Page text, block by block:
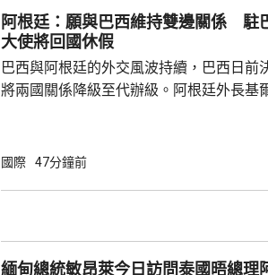
用合法化，從根本上動搖世界和平穩定，
令二戰時廣島及長崎經歷原爆的慘劇重演
深感憂慮並呼籲各國採取行動，徹底廢除核
阿根廷：願與巴西維持雙邊關係 駐
大使將回國休假
巴西與阿根廷的外交風波持續，巴西日前
將兩國關係降級至代辦級。阿根廷外長基
驅逐的阿根廷大使雷蒙迪近日將回國休假
總統博爾索納羅。巴西翌日召回駐阿根廷
使，以抗議米萊言行。
國際 47分鐘前
緬甸總統敏昂萊今日訪問泰國晤總理